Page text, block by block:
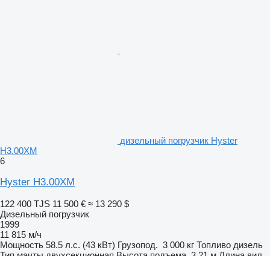
дизельный погрузчик Hyster
H3.00XM
6
Hyster H3.00XM
122 400 TJS 11 500 € ≈ 13 290 $
Дизельный погрузчик
1999
11 815 м/ч
Мощность 58.5 л.с. (43 кВт) Грузопод. 3 000 кг Топливо дизель